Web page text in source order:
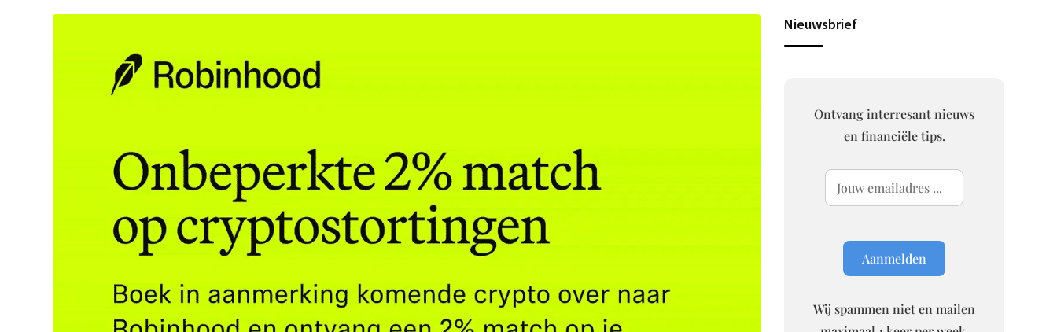
Nieuwsbrief
Ontvang interresant nieuws
en financiële tips.
Wij spammen niet en mailen